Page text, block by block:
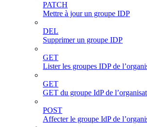
PATCH
Mettre à jour un groupe IDP
DEL
Supprimer un groupe IDP
GET
Lister les groupes IDP de
GET
GET du groupe IdP de
POST
Affecter le groupe IdP de